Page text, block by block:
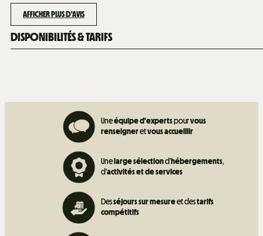
AFFICHER PLUS D'AVIS
DISPONIBILITÉS & TARIFS
Uneéquipe d'expertspourvous
renseigneretvous accueillir
Unelarge sélectiond'hébergements,
d'activités et deservices
Desséjours sur mesureet destarifs
compétitifs